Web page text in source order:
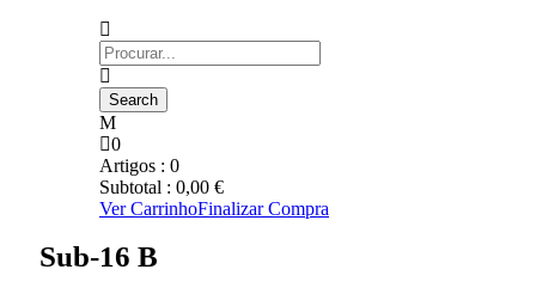
0
Artigos : 0
Subtotal : 0,00 €
Ver CarrinhoFinalizar Compra
Sub-16 B